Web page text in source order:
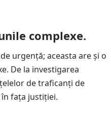
complexe.
urgență; aceasta are și o
De la investigarea
de traficanți de
fața justiției.